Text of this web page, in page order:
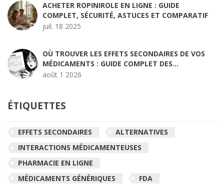
ACHETER ROPINIROLE EN LIGNE : GUIDE
COMPLET, SÉCURITÉ, ASTUCES ET COMPARATIF
juil. 18 2025
OÙ TROUVER LES EFFETS SECONDAIRES DE VOS
MÉDICAMENTS : GUIDE COMPLET DES
RESSOURCES FDA ET ALTERNATIVES
août 1 2026
ÉTIQUETTES
EFFETS SECONDAIRES
ALTERNATIVES
INTERACTIONS MÉDICAMENTEUSES
PHARMACIE EN LIGNE
MÉDICAMENTS GÉNÉRIQUES
FDA